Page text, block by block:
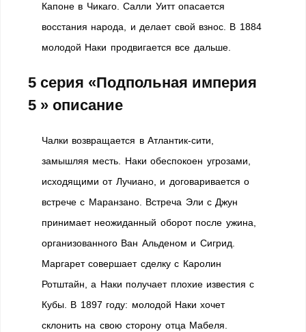
Капоне в Чикаго. Салли Уитт опасается
восстания народа, и делает свой взнос. В 1884
молодой Наки продвигается все дальше.
5 серия «Подпольная империя
5 » описание
Чалки возвращается в Атлантик-сити,
замышляя месть. Наки обеспокоен угрозами,
исходящими от Лучиано, и договаривается о
встрече с Маранзано. Встреча Эли с Джун
принимает неожиданный оборот после ужина,
организованного Ван Альденом и Сигрид.
Маргарет совершает сделку с Каролин
Ротштайн, а Наки получает плохие известия с
Кубы. В 1897 году: молодой Наки хочет
склонить на свою сторону отца Мабеля.